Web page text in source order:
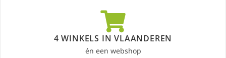
4 WINKELS IN VLAANDEREN
én een webshop